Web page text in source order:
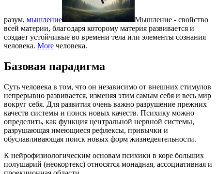
разум, мышление
Мышление - свойство
всей материи, благодаря которому материя развивается и
создает устойчивые во времени тела или элементы сознания
человека. More человека.
Базовая парадигма
Суть человека в том, что он независимо от внешних стимулов
непрерывно развивается, изменяя этим самым себя и весь мир
вокруг себя. Для развития очень важно разрушение прежних
качеств системы и поиск новых качеств. Психику можно
определить, как функция центральной нервной системы,
разрушающая имеющиеся рефлексы, привычки и
обуславливающая поиск новых форм жизнедеятельности.
К нейрофизиологическим основам психики в коре больших
полушарий (неокортекс) относятся монадная, ассоциативная и